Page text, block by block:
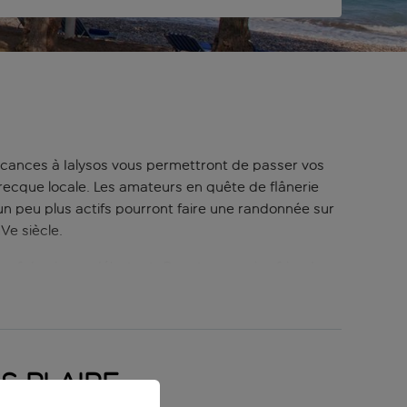
à Ialysos vous permettront de passer vos
locale. Les amateurs en quête de flânerie
peu plus actifs pourront faire une randonnée sur
siècle.
plaire